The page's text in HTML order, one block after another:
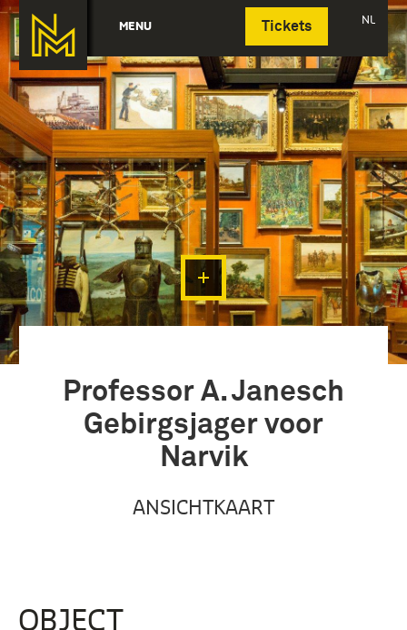
MENU Tickets NL
Deutsch
Professor A. Janesch
Gebirgsjager voor
Narvik
ANSICHTKAART
OBJECT